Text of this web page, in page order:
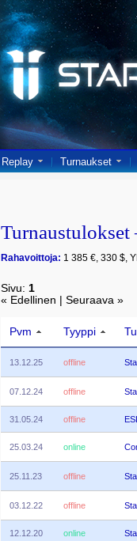
Replay Turnaukset
Rahavoittoja: 1 385 €, 330 $,
Sivu: 1
« Edellinen | Seuraava »
Pvm Tyyppi
13.12.25 offline
07.12.24 offline
31.05.24 offline
25.03.24 online
25.11.23 offline
03.12.22 offline
12.12.20 online